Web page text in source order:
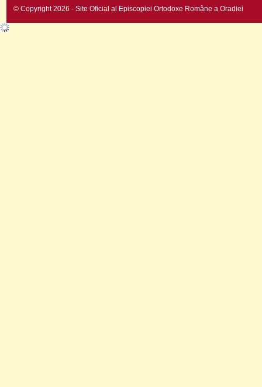
© Copyright 2026 - Site Oficial al Episcopiei Ortodoxe Române a Oradiei